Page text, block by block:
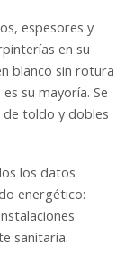
espesores y
en su
blanco sin rotura
su mayoría. Se
de toldo y dobles
los datos
energético:
sanitaria.